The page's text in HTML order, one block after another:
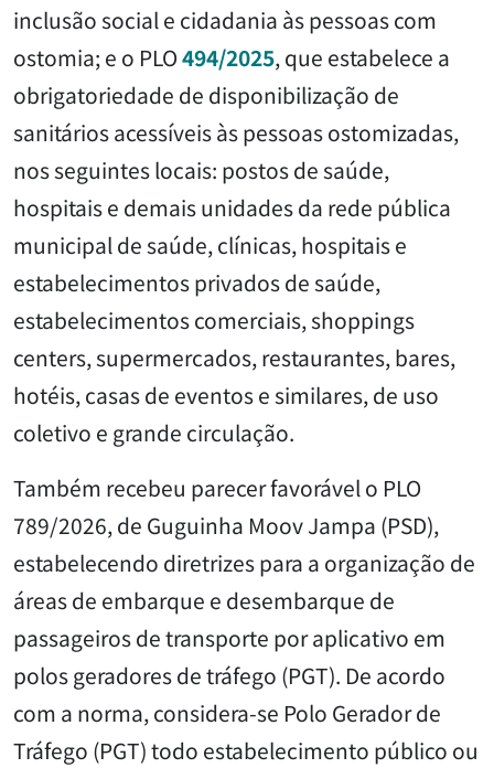
inclusão social e cidadania às pessoas com
ostomia; e o PLO494/2025, que estabelece a
obrigatoriedade de disponibilização de
sanitários acessíveis às pessoas ostomizadas,
nos seguintes locais: postos de saúde,
hospitais e demais unidades da rede pública
municipal de saúde, clínicas, hospitais e
estabelecimentos privados de saúde,
estabelecimentos comerciais, shoppings
centers, supermercados, restaurantes, bares,
hotéis, casas de eventos e similares, de uso
coletivo e grande circulação.
Também recebeu parecer favorável o PLO
789/2026, de Guguinha Moov Jampa (PSD),
estabelecendo diretrizes para a organização de
áreas de embarque e desembarque de
passageiros de transporte por aplicativo em
polos geradores de tráfego (PGT). De acordo
com a norma, considera-se Polo Gerador de
Tráfego (PGT) todo estabelecimento público ou